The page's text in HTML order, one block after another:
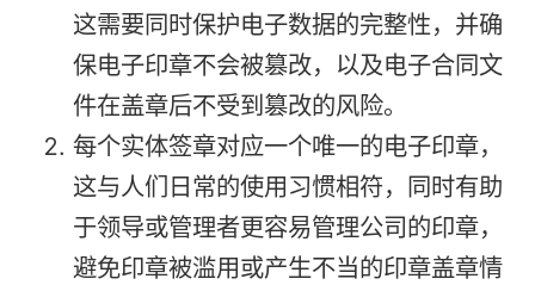
这需要同时保护电子数据的完整性，并确
保电子印章不会被篡改，以及电子合同文
件在盖章后不受到篡改的风险。
每个实体签章对应一个唯一的电子印章，
这与人们日常的使用习惯相符，同时有助
于领导或管理者更容易管理公司的印章，
避免印章被滥用或产生不当的印章盖章情